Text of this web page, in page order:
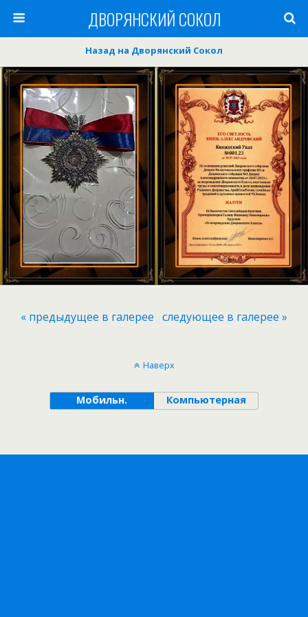
ДВОРЯНСКИЙ СОКОЛ
Назад на Дворянский Сокол
« предыдущее в галерее следующее в галерее »
Наверх
Мобильн. Компьютерная